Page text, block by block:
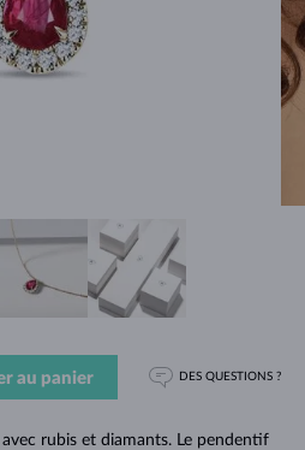
rubis et diamants. Le pendentif
au panier DES QUESTIONS ?